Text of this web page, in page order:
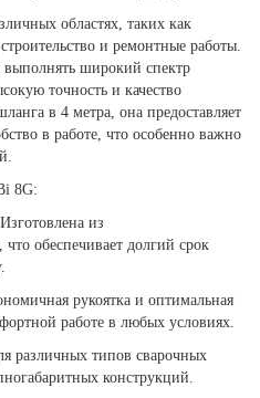
областях, таких как
и ремонтные работы.
выполнять широкий спектр
точность и качество
в 4 метра, она предоставляет
в работе, что особенно важно
8G:
из
обеспечивает долгий срок
рукоятка и оптимальная
работе в любых условиях.
различных типов сварочных
конструкций.